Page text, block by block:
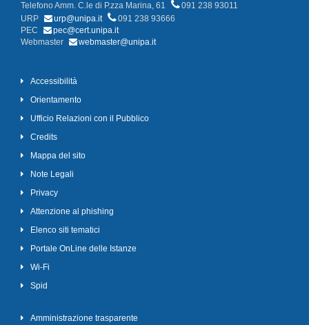
Telefono Amm. C.le di P.zza Marina, 61
091 238 93011
URP
urp@unipa.it
091 238 93666
PEC
pec@cert.unipa.it
Webmaster
webmaster@unipa.it
Accessibilità
Orientamento
Ufficio Relazioni con il Pubblico
Credits
Mappa del sito
Note Legali
Privacy
Attenzione al phishing
Elenco siti tematici
Portale OnLine delle Istanze
Wi-Fi
Spid
Amministrazione trasparente